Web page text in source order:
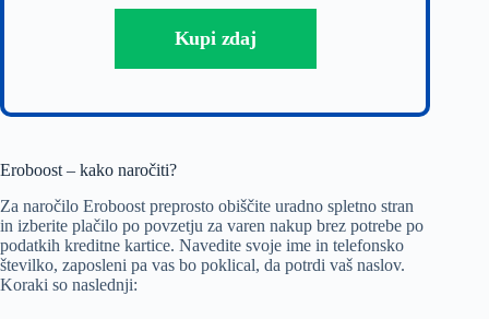
Kupi zdaj
Eroboost – kako naročiti?
Za naročilo Eroboost preprosto obiščite uradno spletno stran
in izberite plačilo po povzetju za varen nakup brez potrebe po
podatkih kreditne kartice. Navedite svoje ime in telefonsko
številko, zaposleni pa vas bo poklical, da potrdi vaš naslov.
Koraki so naslednji: